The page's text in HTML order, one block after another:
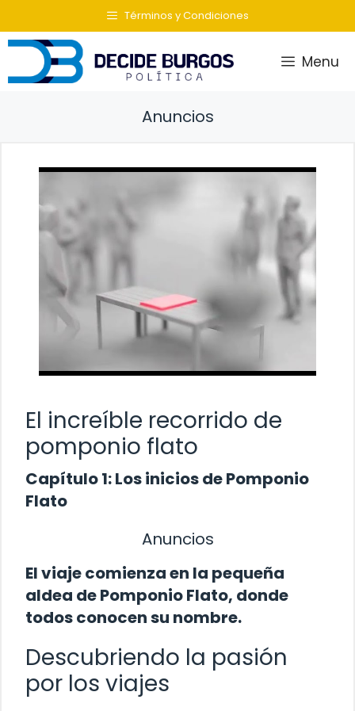
al
contenido
Términos y Condiciones
Menu
Anuncios
El increíble recorrido de
pomponio flato
Capítulo 1: Los inicios de Pomponio
Flato
Anuncios
El viaje comienza en la pequeña
aldea de Pomponio Flato, donde
todos conocen su nombre.
Descubriendo la pasión
por los viajes